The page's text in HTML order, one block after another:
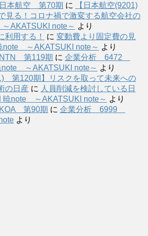
本航空 第70期 に
【日本航空(9201)
見る！コロナ禍で激変する航空会社の
AKATSUKI note～ より
利用する！
に 変動費より固定費の見
note ～AKATSUKI note～ より
第119期 に 企業分析 6472
～AKATSUKI note～ より
第120期】リスクを取って未来への
の日産 に 人員削減を検討している日
暁note ～AKATSUKI note～ より
第90期 に 企業分析 6999
より